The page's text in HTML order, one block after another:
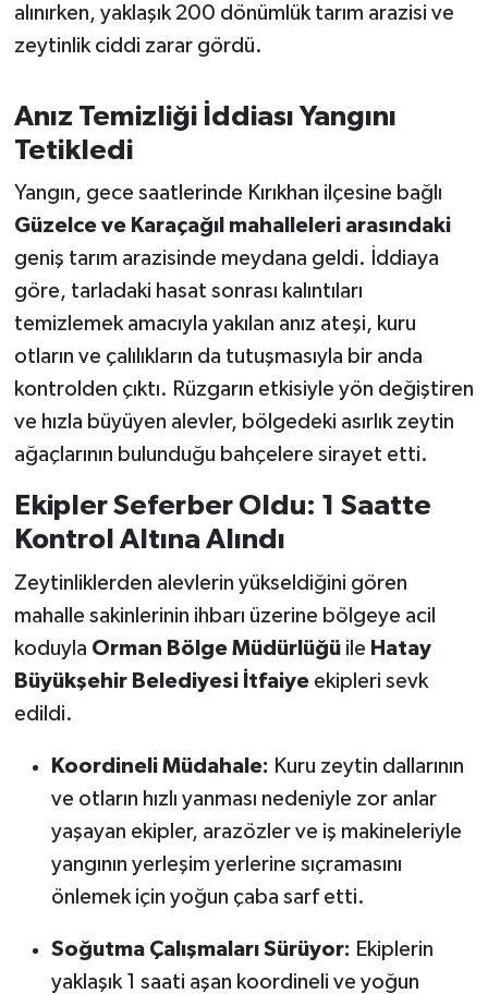
alınırken, yaklaşık 200 dönümlük tarım arazisi ve
zeytinlik ciddi zarar gördü.
Anız Temizliği İddiası Yangını
Tetikledi
Yangın, gece saatlerinde Kırıkhan ilçesine bağlı
Güzelce ve Karaçağıl mahalleleri arasındaki
geniş tarım arazisinde meydana geldi. İddiaya
göre, tarladaki hasat sonrası kalıntıları
temizlemek amacıyla yakılan anız ateşi, kuru
otların ve çalılıkların da tutuşmasıyla bir anda
kontrolden çıktı. Rüzgarın etkisiyle yön değiştiren
ve hızla büyüyen alevler, bölgedeki asırlık zeytin
ağaçlarının bulunduğu bahçelere sirayet etti.
Ekipler Seferber Oldu: 1 Saatte
Kontrol Altına Alındı
Zeytinliklerden alevlerin yükseldiğini gören
mahalle sakinlerinin ihbarı üzerine bölgeye acil
koduyla Orman Bölge Müdürlüğüile Hatay
Büyükşehir Belediyesi İtfaiyeekipleri sevk
edildi.
Koordineli Müdahale: Kuru zeytin dallarının
ve otların hızlı yanması nedeniyle zor anlar
yaşayan ekipler, arazözler ve iş makineleriyle
yangının yerleşim yerlerine sıçramasını
önlemek için yoğun çaba sarf etti.
Soğutma Çalışmaları Sürüyor: Ekiplerin
yaklaşık 1 saati aşan koordineli ve yoğun
OLAY
Resmi İlanlar
SAĞLIK
Savaştepe
SEYAHAT
SİYASET
Sındırgı
SÜRMANŞET
Susurluk
TARİHTE BUGÜN
TEKNOLOJİ
Trend
VİZYONDAKİLER